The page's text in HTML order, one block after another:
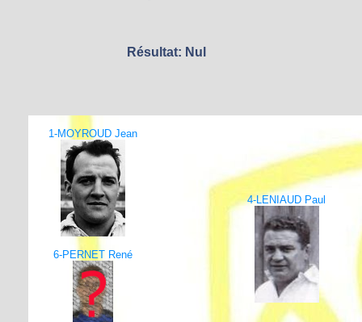
Résultat: Nul
1-MOYROUD Jean
4-LENIAUD Paul
6-PERNET René